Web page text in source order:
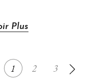
Plus
1 2 3